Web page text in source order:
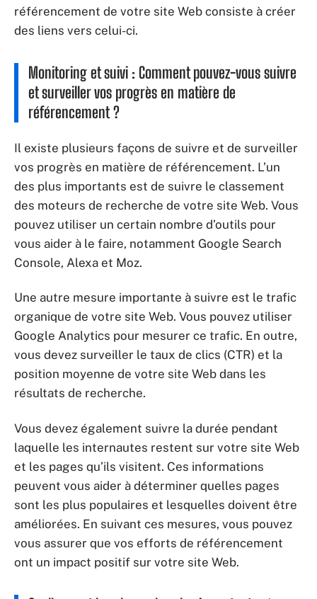
référencement de votre site Web consiste à créer
des liens vers celui-ci.
Monitoring et suivi : Comment pouvez-vous suivre
et surveiller vos progrès en matière de
référencement ?
Il existe plusieurs façons de suivre et de surveiller
vos progrès en matière de référencement. L’un
des plus importants est de suivre le classement
des moteurs de recherche de votre site Web. Vous
pouvez utiliser un certain nombre d’outils pour
vous aider à le faire, notamment Google Search
Console, Alexa et Moz.
Une autre mesure importante à suivre est le trafic
organique de votre site Web. Vous pouvez utiliser
Google Analytics pour mesurer ce trafic. En outre,
vous devez surveiller le taux de clics (CTR) et la
position moyenne de votre site Web dans les
résultats de recherche.
Vous devez également suivre la durée pendant
laquelle les internautes restent sur votre site Web
et les pages qu’ils visitent. Ces informations
peuvent vous aider à déterminer quelles pages
sont les plus populaires et lesquelles doivent être
améliorées. En suivant ces mesures, vous pouvez
vous assurer que vos efforts de référencement
ont un impact positif sur votre site Web.